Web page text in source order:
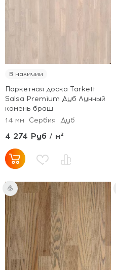
В наличии
Паркетная доска Tarkett
Salsa Premium Дуб Лунный
камень браш
14 мм
Сербия Дуб
4 274 Руб / м²